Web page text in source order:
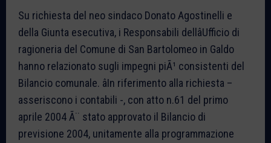
Su richiesta del neo sindaco Donato Agostinelli e
della Giunta esecutiva, i Responsabili dellâUfficio di
ragioneria del Comune di San Bartolomeo in Galdo
hanno relazionato sugli impegni piÃ¹ consistenti del
Bilancio comunale. âIn riferimento alla richiesta –
asseriscono i contabili -, con atto n.61 del primo
aprile 2004 Ã¨ stato approvato il Bilancio di
previsione 2004, unitamente alla programmazione